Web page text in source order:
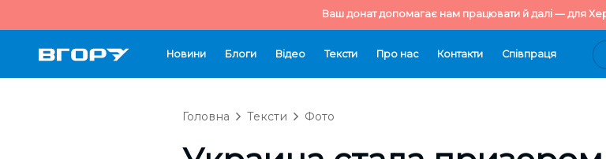
Ваш донат допомагає нам працювати й далі — для
Новини Блоги Відео Тексти Про нас Контакти Cпівпраця
Головна Тексти Фото